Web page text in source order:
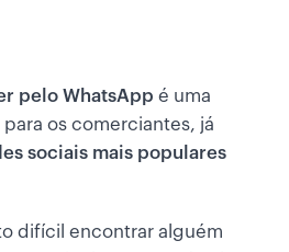
pelo WhatsApp é uma
os comerciantes, já
sociais mais populares
difícil encontrar alguém